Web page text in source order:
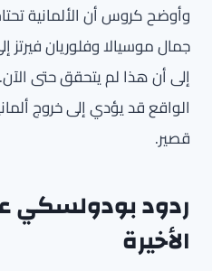
وأوضح كروس أن الألمانية
جمال موسيالا وفلوريان
إلى أن هذا لم يتحقق حتى
الواقع قد يؤدي إلى خروج
قصير.
ردود بودولسكي
الأخيرة